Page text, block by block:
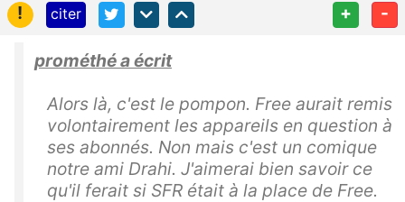
!
citer + -
prométhé a écrit
Alors là, c'est le pompon. Free aurait remis
volontairement les appareils en question à
ses abonnés. Non mais c'est un comique
notre ami Drahi. J'aimerai bien savoir ce
qu'il ferait si SFR était à la place de Free.